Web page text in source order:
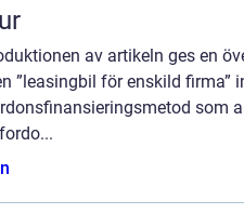
av artikeln ges en
”leasingbil för enskild firma”
som